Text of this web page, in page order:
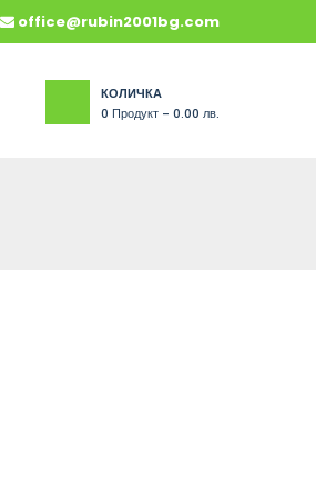
office@rubin2001bg.com
КОЛИЧКА
0 Продукт - 0.00 лв.